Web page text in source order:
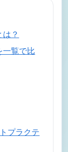
？
一覧で比
プラクテ